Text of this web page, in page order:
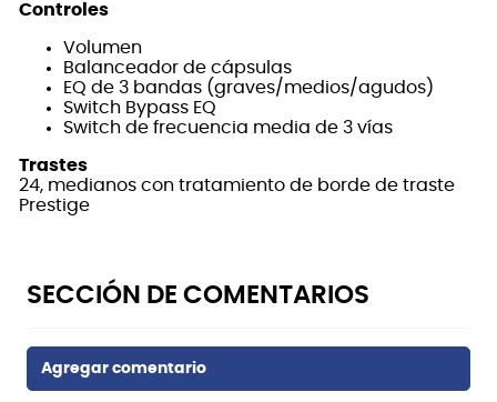
Controles
Volumen
Balanceador de cápsulas
EQ de 3 bandas (graves/medios/agudos)
Switch Bypass EQ
Switch de frecuencia media de 3 vías
Trastes
24, medianos con tratamiento de borde de traste
Prestige